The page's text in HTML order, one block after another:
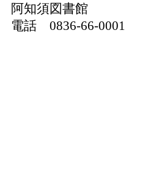
阿知須図書館
電話 0836-66-0001